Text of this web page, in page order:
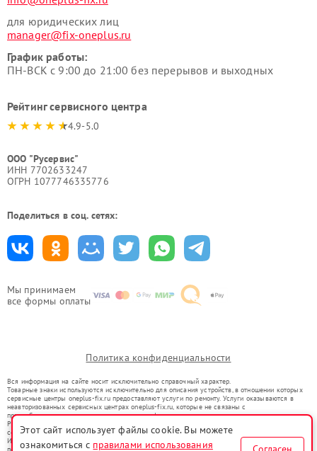
Мы принимаем
все формы оплаты
для юридических лиц
manager@fix-oneplus.ru
График работы:
ПН-ВСК с 9:00 до 21:00 без перерывов и выходных
Рейтинг сервисного центра
4.9-5.0
ООО "Русервис"
ИНН 7702633247
ОГРН 1077746335776
Поделиться в соц. сетях:
Политика конфиденциальности
Вся информация на сайте носит исключительно справочный характер.
Товарные знаки используются исключительно для описания устройств, в отношении которых
сервисные центры oneplus-fix.ru предоставляют услуги по ремонту. Услуги оказываются в
неавторизованных сервисных центрах oneplus-fix.ru, которые не связаны с
правообладателями товарных знаков или их официальными представителями.
Ремонт осуществляется для устройств, уже введенных в гражданский оборот в соответствии
со статьей 1487 ГК РФ.
Использование товарных знаков не преследует цели индивидуализации услуг или введения
Этот сайт использует файлы cookie. Вы можете
ознакомиться с правилами использования